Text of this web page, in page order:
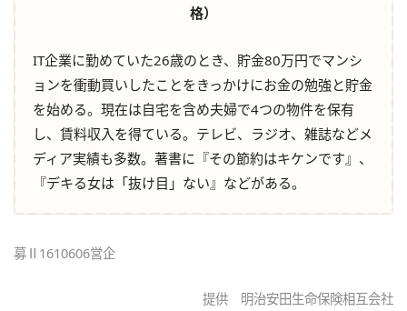
格）
IT企業に勤めていた26歳のとき、貯金80万円でマンシ
ョンを衝動買いしたことをきっかけにお金の勉強と貯金
を始める。現在は自宅を含め夫婦で4つの物件を保有
し、賃料収入を得ている。テレビ、ラジオ、雑誌などメ
ディア実績も多数。著書に『その節約はキケンです』、
『デキる女は「抜け目」ない』などがある。
募Ⅱ1610606営企
提供 明治安田生命保険相互会社